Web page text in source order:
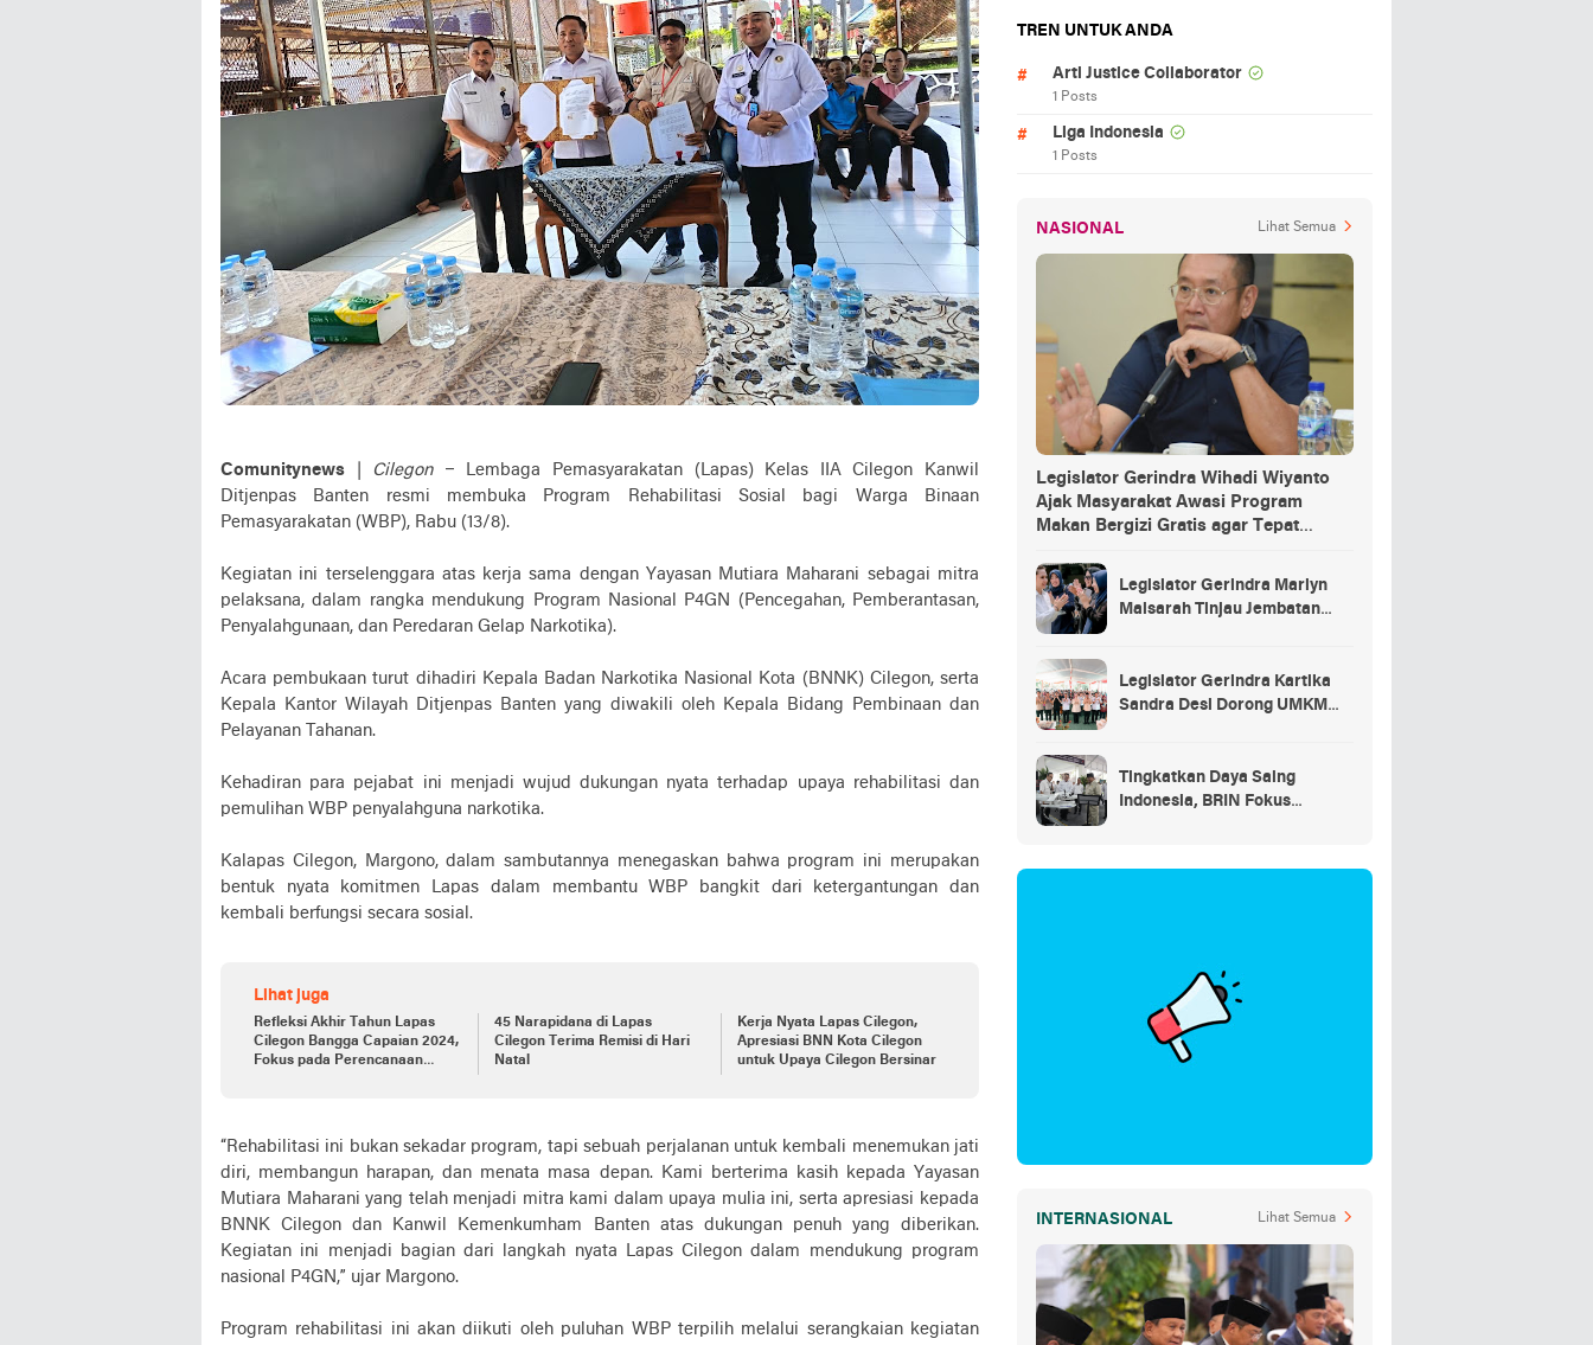
Comunitynews Cilegon– Lembaga Pemasyarakatan (Lapas) Kelas IIA Cilegon Kanwil
Ditjenpas Banten resmi membuka Program Rehabilitasi Sosial bagi Warga Binaan
Pemasyarakatan (WBP), Rabu (13/8).
Kegiatan ini terselenggara atas kerja sama dengan Yayasan Mutiara Maharani sebagai mitra
pelaksana, dalam rangka mendukung Program Nasional P4GN (Pencegahan, Pemberantasan,
Penyalahgunaan, dan Peredaran Gelap Narkotika).
Acara pembukaan turut dihadiri Kepala Badan Narkotika Nasional Kota (BNNK) Cilegon, serta
Kepala Kantor Wilayah Ditjenpas Banten yang diwakili oleh Kepala Bidang Pembinaan dan
Pelayanan Tahanan.
Kehadiran para pejabat ini menjadi wujud dukungan nyata terhadap upaya rehabilitasi dan
pemulihan WBP penyalahguna narkotika.
Kalapas Cilegon, Margono, dalam sambutannya menegaskan bahwa program ini merupakan
bentuk nyata komitmen Lapas dalam membantu WBP bangkit dari ketergantungan dan
kembali berfungsi secara sosial.
Lihat juga
Refleksi Akhir Tahun Lapas
Cilegon Bangga Capaian 2024,
Fokus pada Perencanaan
45 Narapidana di Lapas
Cilegon Terima Remisi di Hari
Natal
Kerja Nyata Lapas Cilegon,
Apresiasi BNN Kota Cilegon
untuk Upaya Cilegon Bersinar
“Rehabilitasi ini bukan sekadar program, tapi sebuah perjalanan untuk kembali menemukan jati
diri, membangun harapan, dan menata masa depan. Kami berterima kasih kepada Yayasan
Mutiara Maharani yang telah menjadi mitra kami dalam upaya mulia ini, serta apresiasi kepada
BNNK Cilegon dan Kanwil Kemenkumham Banten atas dukungan penuh yang diberikan.
Kegiatan ini menjadi bagian dari langkah nyata Lapas Cilegon dalam mendukung program
nasional P4GN,” ujar Margono.
Program rehabilitasi ini akan diikuti oleh puluhan WBP terpilih melalui serangkaian kegiatan
TREN UNTUK ANDA
Arti Justice Collaborator
1 Posts
Liga Indonesia
1 Posts
NASIONAL Lihat Semua
Legislator Gerindra Wihadi Wiyanto
Ajak Masyarakat Awasi Program
Makan Bergizi Gratis agar Tepat
Legislator Gerindra Marlyn
Maisarah Tinjau Jembatan
Legislator Gerindra Kartika
Sandra Desi Dorong UMKM
Tingkatkan Daya Saing
Indonesia, BRIN Fokus
INTERNASIONAL Lihat Semua